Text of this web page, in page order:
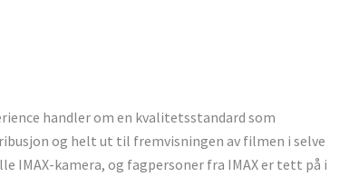
handler om en kvalitetsstandard som
og helt ut til fremvisningen av filmen i selve
IMAX-kamera, og fagpersoner fra IMAX er tett på i